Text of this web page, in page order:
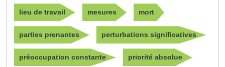
lieu de travail mesures mort
parties prenantes perturbations significatives
préoccupation constante priorité absolue